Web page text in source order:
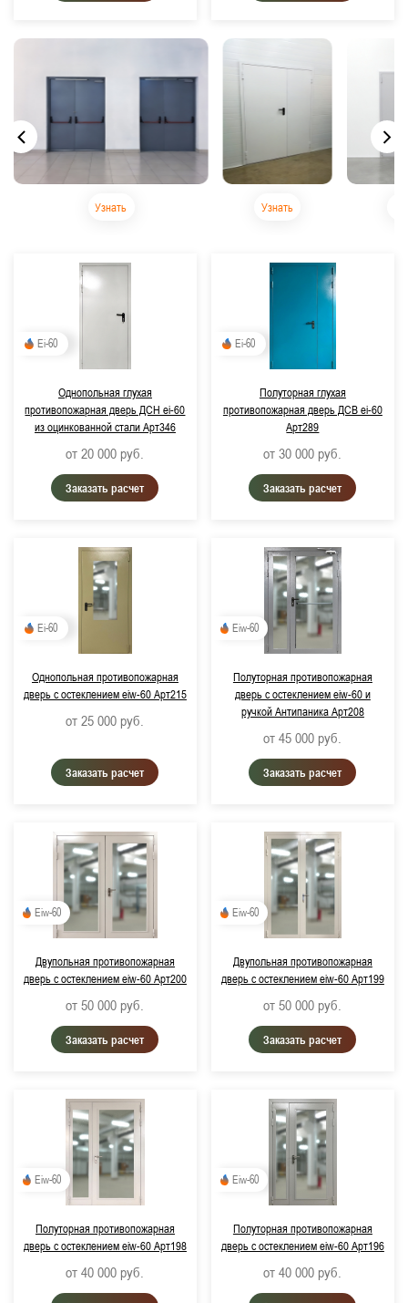
Узнать Узнать
Ei-60
Однопольная глухая
противопожарная дверь ДСН ei-60
из оцинкованной стали Арт346
от 20 000 руб.
Заказать расчет
Ei-60
Полуторная глухая
противопожарная дверь ДСВ ei-60
Арт289
от 30 000 руб.
Заказать расчет
Ei-60
Однопольная противопожарная
дверь с остеклением eiw-60 Арт215
от 25 000 руб.
Заказать расчет
Eiw-60
Полуторная противопожарная
дверь с остеклением eiw-60 и
ручкой Антипаника Арт208
от 45 000 руб.
Заказать расчет
Eiw-60
Двупольная противопожарная
дверь с остеклением eiw-60 Арт200
от 50 000 руб.
Заказать расчет
Eiw-60
Двупольная противопожарная
дверь с остеклением eiw-60 Арт199
от 50 000 руб.
Заказать расчет
Eiw-60
Полуторная противопожарная
дверь с остеклением eiw-60 Арт198
от 40 000 руб.
Eiw-60
Полуторная противопожарная
дверь с остеклением eiw-60 Арт196
от 40 000 руб.